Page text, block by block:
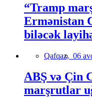
“Tramp
Ermənistan
biləcək
Qafqaz, 06
ABŞ və Çin
marşrutlar